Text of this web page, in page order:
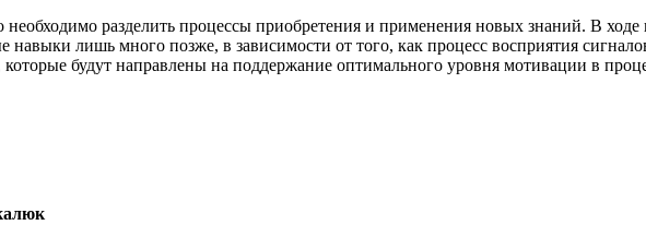
необходимо разделить процессы приобретения и применения новых знаний. В
навыки лишь много позже, в зависимости от того, как процесс восприятия
будут направлены на поддержание оптимального уровня мотивации в